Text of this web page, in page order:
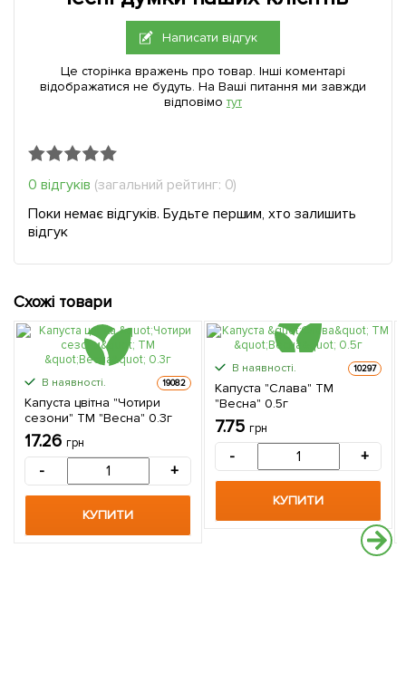
Написати відгук
Це сторінка вражень про товар. Інші коментарі
відображатися не будуть. На Ваші питання ми завжди
відповімо тут
0 відгуків (загальний рейтинг: 0)
Поки немає відгуків. Будьте першим, хто залишить
відгук
Схожі товари
В наявності. 19082
Капуста цвітна "Чотири
сезони" ТМ "Весна" 0.3г
17.26 грн
- +
КУПИТИ
В наявності. 10297
Капуста "Слава" ТМ
"Весна" 0.5г
7.75 грн
- +
КУПИТИ